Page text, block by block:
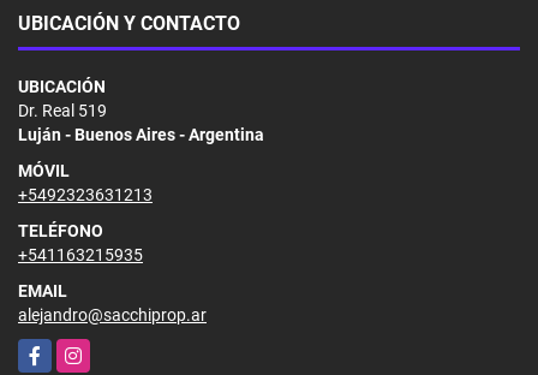
UBICACIÓN Y CONTACTO
UBICACIÓN
Dr. Real 519
Luján - Buenos Aires - Argentina
MÓVIL
+5492323631213
TELÉFONO
+541163215935
EMAIL
alejandro@sacchiprop.ar
FacebookInstagram